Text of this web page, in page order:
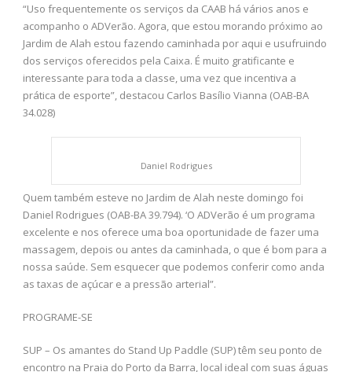
“Uso frequentemente os serviços da CAAB há vários anos e
acompanho o ADVerão. Agora, que estou morando próximo ao
Jardim de Alah estou fazendo caminhada por aqui e usufruindo
dos serviços oferecidos pela Caixa. É muito gratificante e
interessante para toda a classe, uma vez que incentiva a
prática de esporte”, destacou Carlos Basílio Vianna (OAB-BA
34.028)
Daniel Rodrigues
Quem também esteve no Jardim de Alah neste domingo foi
Daniel Rodrigues (OAB-BA 39.794). ‘O ADVerão é um programa
excelente e nos oferece uma boa oportunidade de fazer uma
massagem, depois ou antes da caminhada, o que é bom para a
nossa saúde. Sem esquecer que podemos conferir como anda
as taxas de açúcar e a pressão arterial”.
PROGRAME-SE
SUP – Os amantes do Stand Up Paddle (SUP) têm seu ponto de
encontro na Praia do Porto da Barra, local ideal com suas águas